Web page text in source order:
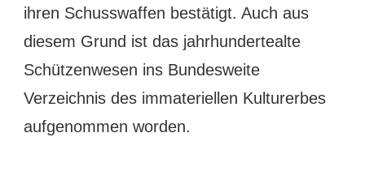
ihren Schusswaffen bestätigt. Auch aus
diesem Grund ist das jahrhundertealte
Schützenwesen ins Bundesweite
Verzeichnis des immateriellen Kulturerbes
aufgenommen worden.